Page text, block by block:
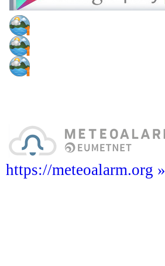
https://meteoalarm.org »